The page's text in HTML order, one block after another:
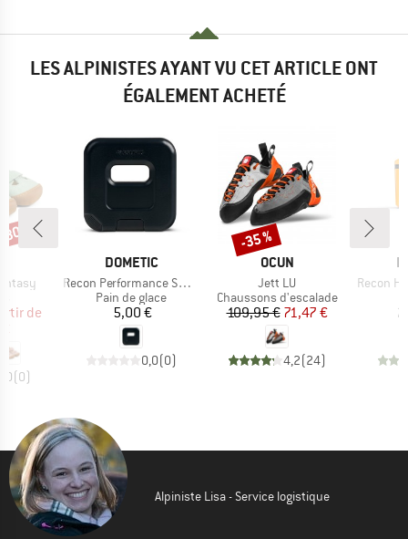
LES ALPINISTES AYANT VU CET ARTICLE ONT
ÉGALEMENT ACHETÉ
réduit
de
(0)
%
MARQUE
DOMETIC
Article
Recon Performance Small Ice Block
Product group
Pain de glace
Prix
5,00 €
0,0(0)
MARQUE
OCUN
Article
Jett LU
Product group
Chaussons d'escalade
Prix
109,95 €Prix réduit
71,47 €
4,2(24)
Remise
-35 %
Article
Recon
Alpiniste Lisa - Service logistique